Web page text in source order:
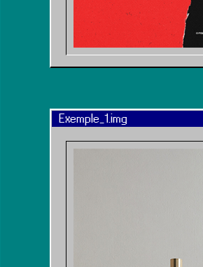
Exemple_1.img